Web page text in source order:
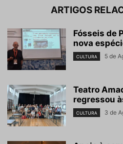
ARTIGOS
Fósseis de
nova
CULTURA 5 de
Teatro
regressou
CULTURA 3 de